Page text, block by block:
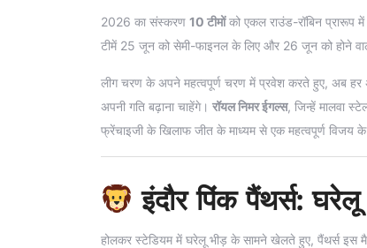
2026 का संस्करण 10 टीमोंको एकल राउंड-रॉबिन प्रारूप
टीमें 25 जून को सेमी-फाइनल के लिए और 26 जून को होने
लीग चरण के अपने महत्वपूर्ण चरण में प्रवेश करते हुए, अब हर
अपनी गति बढ़ाना चाहेंगे। रॉयल निमर ईगल्स, जिन्हें मालवा
फ्रेंचाइजी के खिलाफ जीत के माध्यम से एक महत्वपूर्ण विजय
इंदौर पिंक पैंथर्स: घरेलू
होलकर स्टेडियम में घरेलू भीड़ के सामने खेलते हुए, पैंथर्स इस